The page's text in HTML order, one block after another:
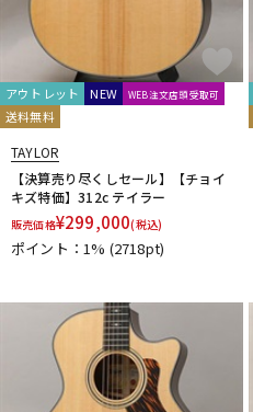
アウトレット NEW WEB注文店頭受取可
送料無料
TAYLOR
【決算売り尽くしセール】【チョイ
キズ特価】312c テイラー
販売価格¥299,000(税込)
ポイント：1% (2718pt)